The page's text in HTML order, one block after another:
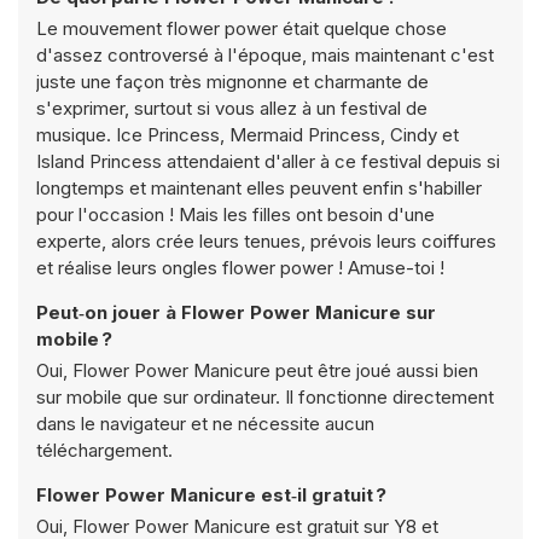
Le mouvement flower power était quelque chose
d'assez controversé à l'époque, mais maintenant c'est
juste une façon très mignonne et charmante de
s'exprimer, surtout si vous allez à un festival de
musique. Ice Princess, Mermaid Princess, Cindy et
Island Princess attendaient d'aller à ce festival depuis si
longtemps et maintenant elles peuvent enfin s'habiller
pour l'occasion ! Mais les filles ont besoin d'une
experte, alors crée leurs tenues, prévois leurs coiffures
et réalise leurs ongles flower power ! Amuse-toi !
Peut‑on jouer à Flower Power Manicure sur
mobile ?
Oui, Flower Power Manicure peut être joué aussi bien
sur mobile que sur ordinateur. Il fonctionne directement
dans le navigateur et ne nécessite aucun
téléchargement.
Flower Power Manicure est‑il gratuit ?
Oui, Flower Power Manicure est gratuit sur Y8 et